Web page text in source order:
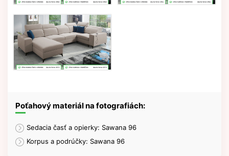
Poťahový materiál na fotografiách:
Sedacia časť a opierky: Sawana 96
Korpus a podrúčky: Sawana 96